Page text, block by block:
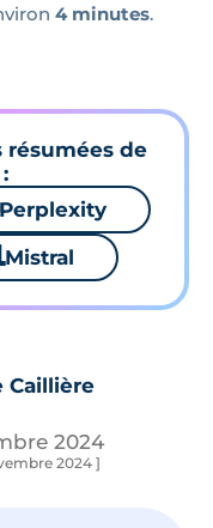
4 minutes.
de
Mistral
Caillière
2024
2024 ]